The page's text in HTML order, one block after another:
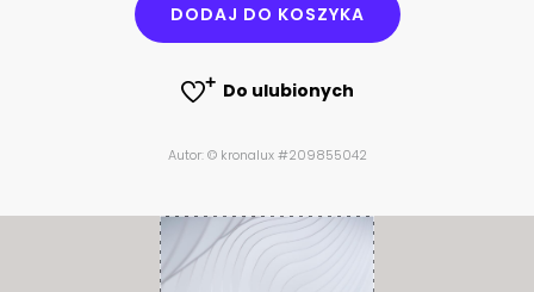
DODAJ DO KOSZYKA
Do ulubionych
Autor: © kronalux #209855042